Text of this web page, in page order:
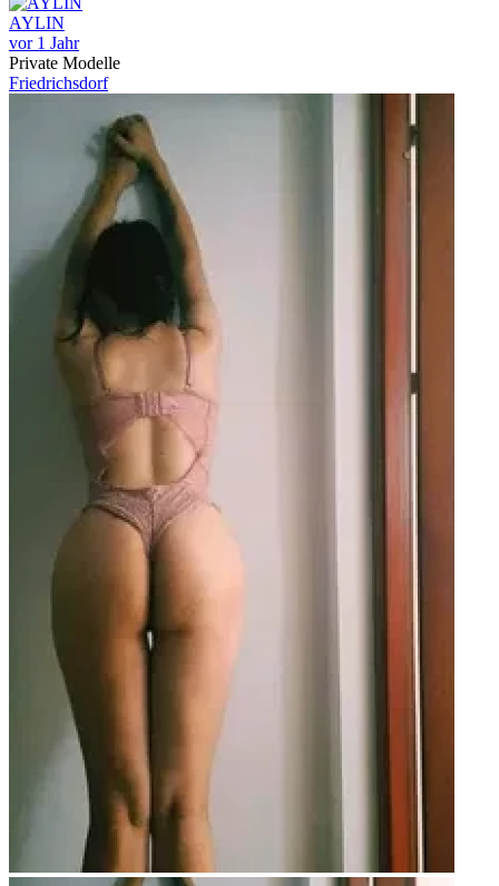
AYLIN
vor 1 Jahr
Private Modelle
Friedrichsdorf